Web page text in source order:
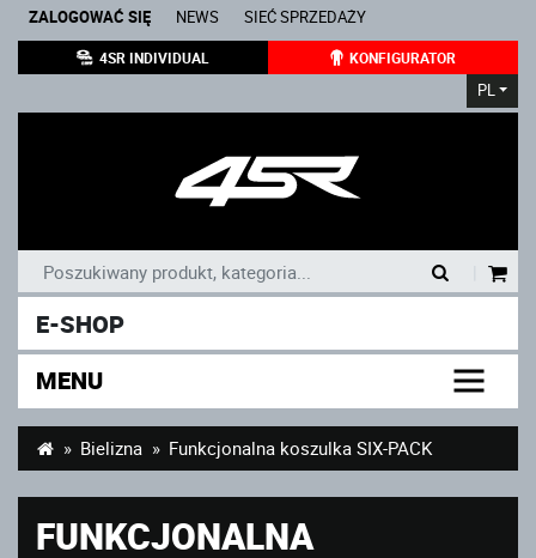
ZALOGOWAĆ SIĘ NEWS SIEĆ SPRZEDAŻY
4SR INDIVIDUAL KONFIGURATOR
PL
E-SHOP
MENU
Bielizna Funkcjonalna koszulka SIX-PACK
FUNKCJONALNA